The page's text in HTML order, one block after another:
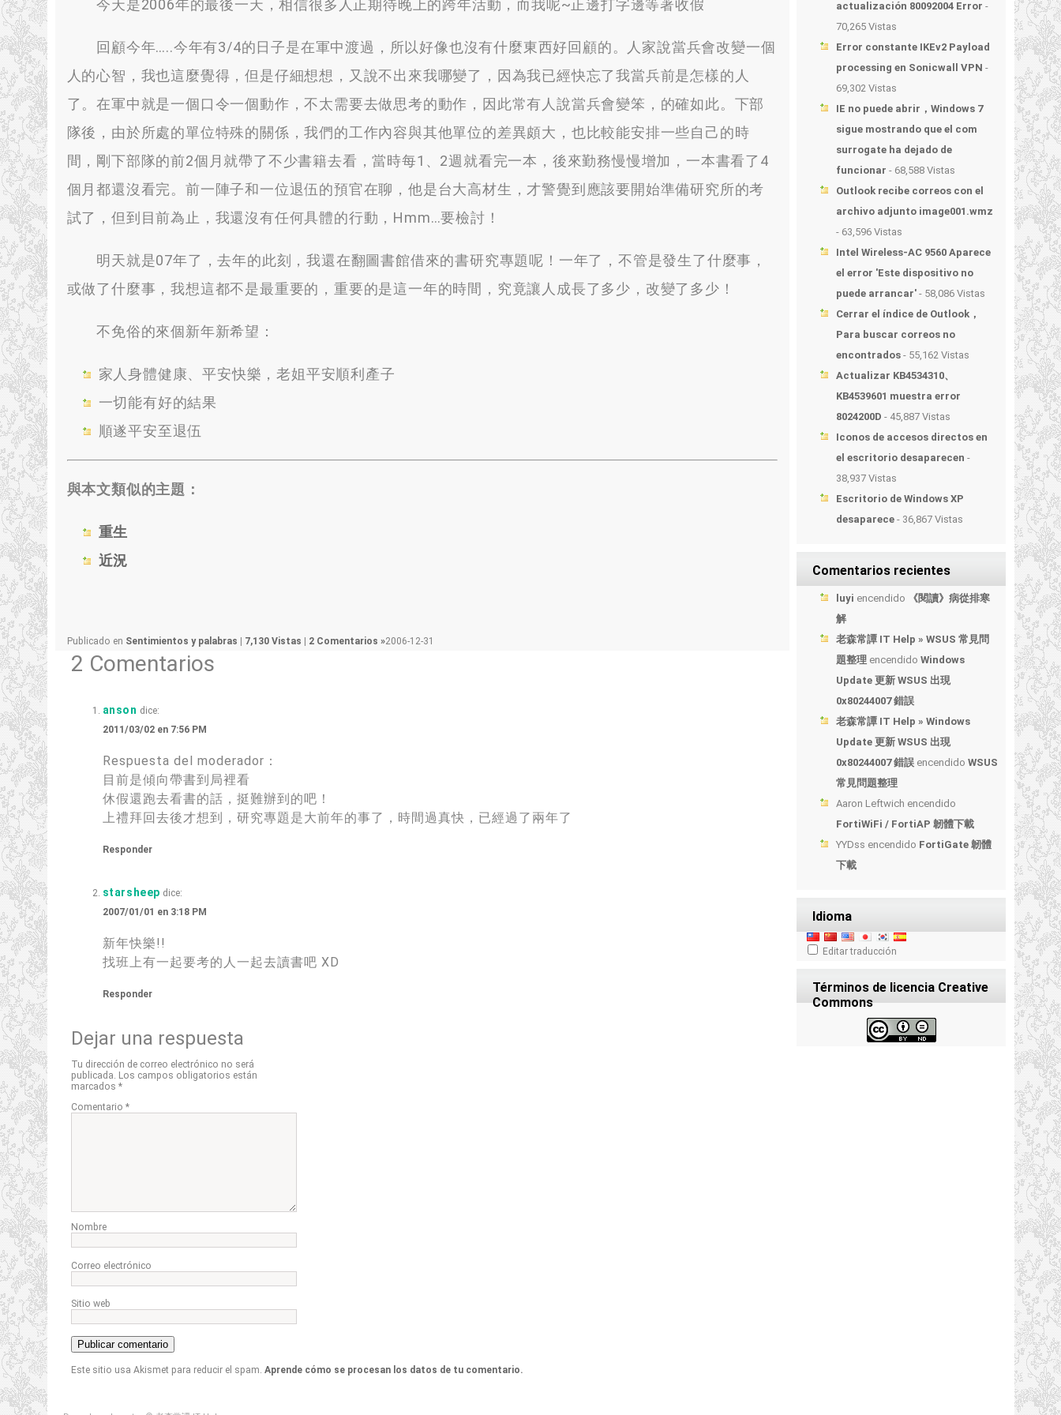
今天是2006年的最後一天 ，相信很多人正期待晚上的跨年活動 ， 而我呢~正邊打字邊等著收假
回顧今年…..今年有3/4的日子是在軍中渡過 ， 所以好像也沒有什麼東西好回顧的。
人家說當兵會改變一個
人的心智 ， 我也這麼覺得 ，但是仔細想想 ， 又說不出來我哪變了 ， 因為我已經快忘了我當兵前是怎樣的人
了 。在軍中就是一個口令一個動作 ，不太需要去做思考的動作 ， 因此常有人說當兵會變笨 ， 的確如此。 下部
隊後 ， 由於所處的單位特殊的關係 ，我們的工作內容與其他單位的差異頗大 ， 也比較能安排一些自己的時
間 ， 剛下部隊的前2個月就帶了不少書籍去看 ，當時每1 、2週就看完一本 ， 後來勤務慢慢增加 ， 一本書看了4
個月都還沒看完。 前一陣子和一位退伍的預官在聊 ， 他是台大高材生 ， 才警覺到應該要開始準備研究所的考
試了 ， 但到目前為止 ， 我還沒有任何具體的行動 ，Hmm…要檢討！
明天就是07年了 ，去年的此刻 ，我還在翻圖書館借來的書研究專題呢！一年了 ， 不管是發生了什麼事 ，
或做了什麼事 ，我想這都不是最重要的 ， 重要的是這一年的時間 ， 究竟讓人成長了多少 ， 改變了多少！
不免俗的來個新年新希望 ：
家人身體健康、平安快樂 ，老姐平安順利產子
一切能有好的結果
順遂平安至退伍
與本文類似的主題：
重生
近況
Publicado en Sentimientos y palabras 7,130 Vistas 2 Comentarios »2006-12-31
2 Comentarios
anson dice:
2011/03/02 en 7:56 PM
Respuesta del moderador：
目前是傾向帶書到局裡看
休假還跑去看書的話 ， 挺難辦到的吧！
上禮拜回去後才想到 ， 研究專題是大前年的事了 ， 時間過真快 ， 已經過了兩年了
Responder
starsheep dice:
2007/01/01 en 3:18 PM
新年快樂!!
找班上有一起要考的人一起去讀書吧 XD
Responder
Dejar una respuesta
Tu dirección de correo electrónico no será
publicada. Los campos obligatorios están
marcados *
Comentario *
Nombre
Correo electrónico
Sitio web
Este sitio usa Akismet para reducir el spam. Aprende cómo se procesan los datos de tu comentario.
actualización 80092004 Error -
70,265 Vistas
Error constante IKEv2 Payload
processing en Sonicwall VPN -
69,302 Vistas
IE no puede abrir，Windows 7
sigue mostrando que el com
surrogate ha dejado de
funcionar - 68,588 Vistas
Outlook recibe correos con el
archivo adjunto image001.wmz
- 63,596 Vistas
Intel Wireless-AC 9560 Aparece
el error 'Este dispositivo no
puede arrancar' - 58,086 Vistas
Cerrar el índice de Outlook，
Para buscar correos no
encontrados - 55,162 Vistas
Actualizar KB4534310、
KB4539601 muestra error
8024200D - 45,887 Vistas
Iconos de accesos directos en
el escritorio desaparecen -
38,937 Vistas
Escritorio de Windows XP
desaparece - 36,867 Vistas
Comentarios recientes
luyi encendido
《閱讀》病從排寒
解
老森常譚 IT Help » WSUS 常見問
題整理 encendido Windows
Update 更新 WSUS 出現
0x80244007 錯誤
老森常譚 IT Help » Windows
Update 更新 WSUS 出現
0x80244007 錯誤 encendido WSUS
常見問題整理
Aaron Leftwich encendido
FortiWiFi / FortiAP 韌體下載
YYDss encendido FortiGate 韌體
下載
Idioma
Editar traducción
Términos de licencia Creative
Commons